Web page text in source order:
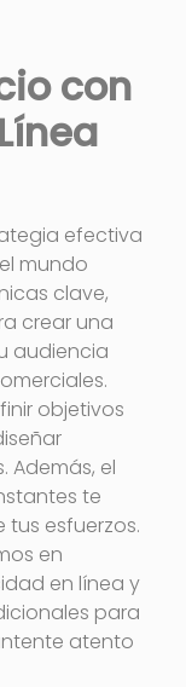
con
efectiva
mundo
clave,
crear una
audiencia
objetivos
Además, el
te
esfuerzos.
en
en línea y
para
atento